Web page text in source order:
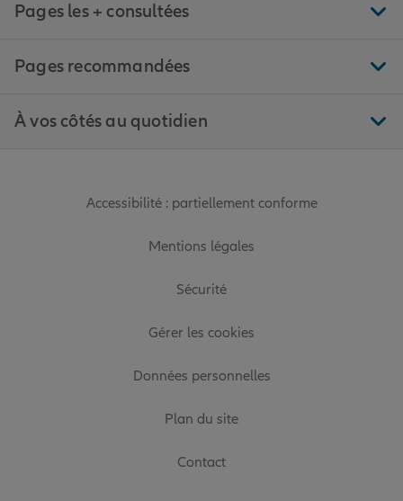
Pages les + consultées
Pages recommandées
À vos côtés au quotidien
Accessibilité : partiellement conforme
Mentions légales
Sécurité
Gérer les cookies
Données personnelles
Plan du site
Contact